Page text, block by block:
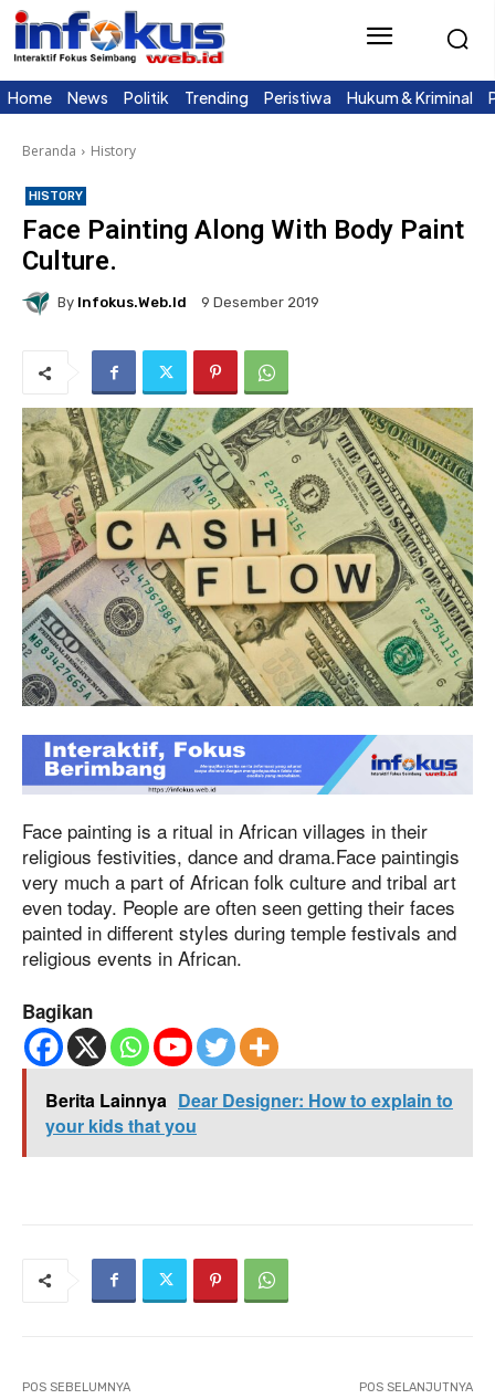
Home News Politik Trending Peristiwa Hukum & Kriminal
Beranda History
HISTORY
Face Painting Along With Body Paint
Culture.
By Infokus.web.id 9 Desember 2019
Face painting is a ritual in African villages in their
religious festivities, dance and drama.Face paintingis
very much a part of African folk culture and tribal art
even today. People are often seen getting their faces
painted in different styles during temple festivals and
religious events in African.
Bagikan
Berita Lainnya Dear Designer: How to explain to
your kids that you
POS SEBELUMNYA POS SELANJUTNYA